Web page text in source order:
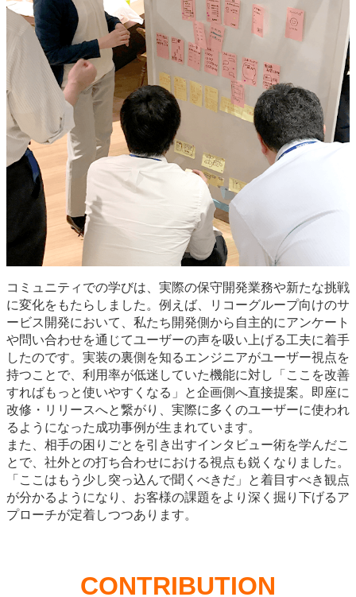
コミュニティでの学びは、実際の保守開発業務や新たな挑戦
に変化をもたらしました。例えば、リコーグループ向けのサ
ービス開発において、私たち開発側から自主的にアンケート
や問い合わせを通じてユーザーの声を吸い上げる工夫に着手
したのです。実装の裏側を知るエンジニアがユーザー視点を
持つことで、利用率が低迷していた機能に対し「ここを改善
すればもっと使いやすくなる」と企画側へ直接提案。即座に
改修・リリースへと繋がり、実際に多くのユーザーに使われ
るようになった成功事例が生まれています。
また、相手の困りごとを引き出すインタビュー術を学んだこ
とで、社外との打ち合わせにおける視点も鋭くなりました。
「ここはもう少し突っ込んで聞くべきだ」と着目すべき観点
が分かるようになり、お客様の課題をより深く掘り下げるア
プローチが定着しつつあります。
CONTRIBUTION